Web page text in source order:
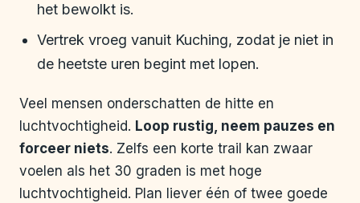
het bewolkt is.
Vertrek vroeg vanuit Kuching, zodat je niet in
de heetste uren begint met lopen.
Veel mensen onderschatten de hitte en
luchtvochtigheid. Loop rustig, neem pauzes en
forceer niets. Zelfs een korte trail kan zwaar
voelen als het 30 graden is met hoge
luchtvochtigheid. Plan liever één of twee goede